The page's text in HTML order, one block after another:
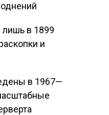
лишь в 1899
и
в 1967—